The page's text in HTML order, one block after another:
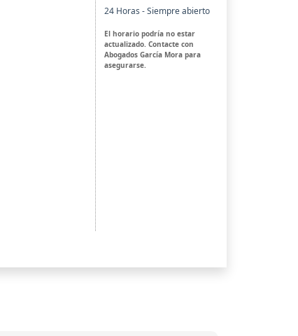
24 Horas - Siempre abierto
El horario podría no estar
actualizado. Contacte con
Abogados García Mora para
asegurarse.